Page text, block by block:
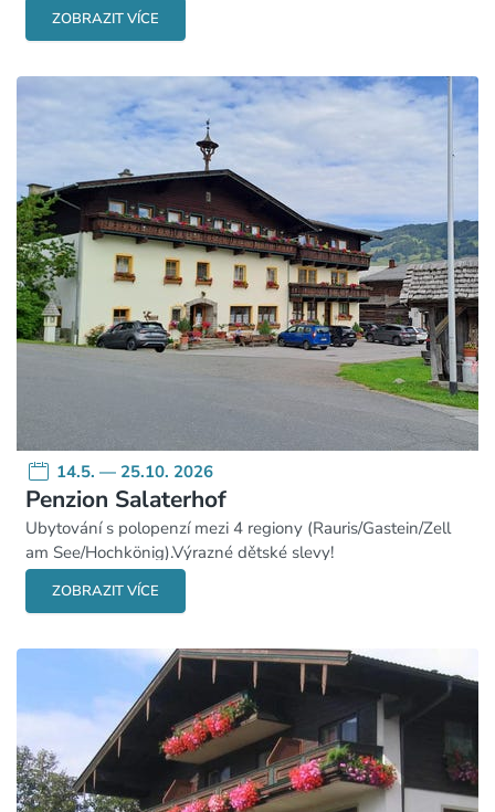
ZOBRAZIT VÍCE
14.5. — 25.10. 2026
Penzion Salaterhof
Ubytování s polopenzí mezi 4 regiony (Rauris/Gastein/Zell
am See/Hochkönig).Výrazné dětské slevy!
ZOBRAZIT VÍCE